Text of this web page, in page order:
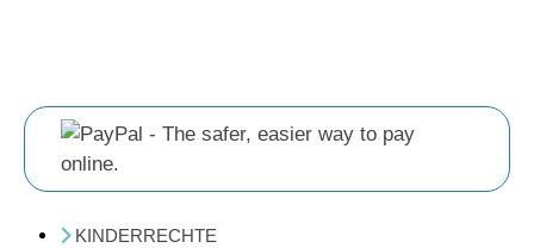
KINDERRECHTE